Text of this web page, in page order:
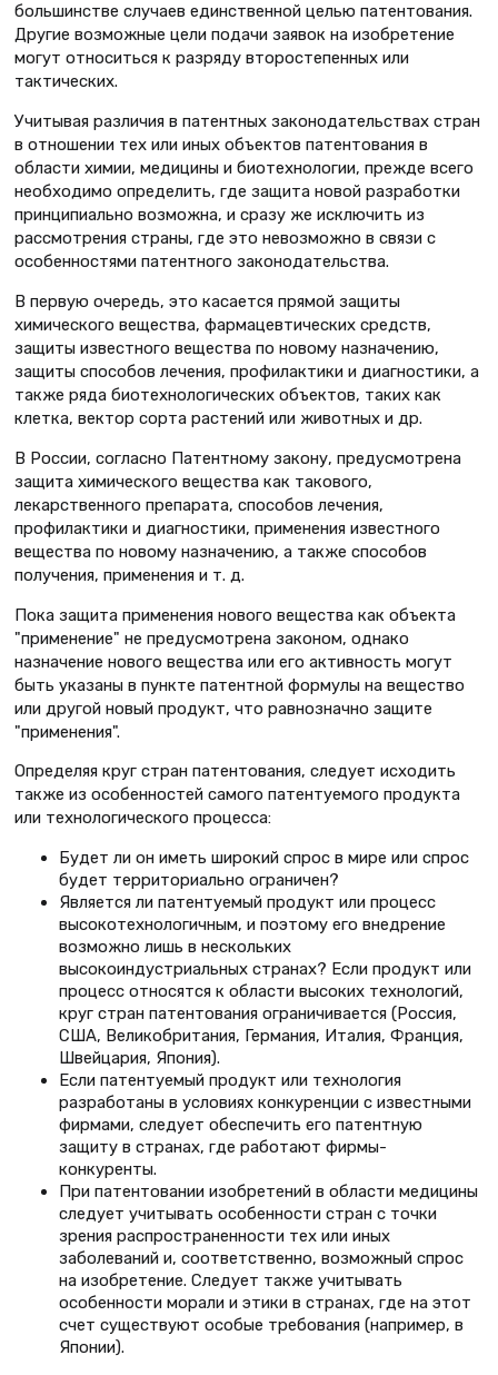
большинстве случаев единственной целью патентования.
Другие возможные цели подачи заявок на изобретение
могут относиться к разряду второстепенных или
тактических.
Учитывая различия в патентных законодательствах стран
в отношении тех или иных объектов патентования в
области химии, медицины и биотехнологии, прежде всего
необходимо определить, где защита новой разработки
принципиально возможна, и сразу же исключить из
рассмотрения страны, где это невозможно в связи с
особенностями патентного законодательства.
В первую очередь, это касается прямой защиты
химического вещества, фармацевтических средств,
защиты известного вещества по новому назначению,
защиты способов лечения, профилактики и диагностики, а
также ряда биотехнологических объектов, таких как
клетка, вектор сорта растений или животных и др.
В России, согласно Патентному закону, предусмотрена
защита химического вещества как такового,
лекарственного препарата, способов лечения,
профилактики и диагностики, применения известного
вещества по новому назначению, а также способов
получения, применения и т. д.
Пока защита применения нового вещества как объекта
"применение" не предусмотрена законом, однако
назначение нового вещества или его активность могут
быть указаны в пункте патентной формулы на вещество
или другой новый продукт, что равнозначно защите
"применения".
Определяя круг стран патентования, следует исходить
также из особенностей самого патентуемого продукта
или технологического процесса:
Будет ли он иметь широкий спрос в мире или спрос
будет территориально ограничен?
Является ли патентуемый продукт или процесс
высокотехнологичным, и поэтому его внедрение
возможно лишь в нескольких
высокоиндустриальных странах? Если продукт или
процесс относятся к области высоких технологий,
круг стран патентования ограничивается (Россия,
США, Великобритания, Германия, Италия, Франция,
Швейцария, Япония).
Если патентуемый продукт или технология
разработаны в условиях конкуренции с известными
фирмами, следует обеспечить его патентную
защиту в странах, где работают фирмы-
конкуренты.
При патентовании изобретений в области медицины
следует учитывать особенности стран с точки
зрения распространенности тех или иных
заболеваний и, соответственно, возможный спрос
на изобретение. Следует также учитывать
особенности морали и этики в странах, где на этот
счет существуют особые требования (например, в
Японии).